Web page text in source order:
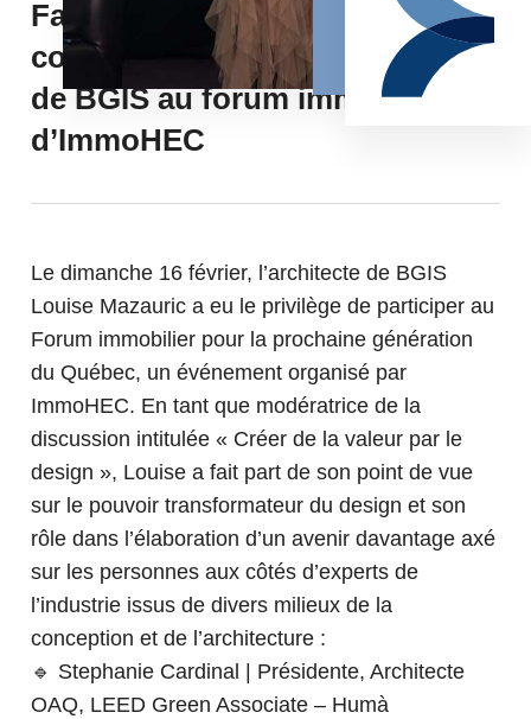
Façonner l’avenir par la
conception : Louise Mazauric
de BGIS au forum immobilier
d’ImmoHEC
Le dimanche 16 février, l’architecte de BGIS
Louise Mazauric a eu le privilège de participer au
Forum immobilier pour la prochaine génération
du Québec, un événement organisé par
ImmoHEC. En tant que modératrice de la
discussion intitulée « Créer de la valeur par le
design », Louise a fait part de son point de vue
sur le pouvoir transformateur du design et son
rôle dans l’élaboration d’un avenir davantage axé
sur les personnes aux côtés d’experts de
l’industrie issus de divers milieux de la
conception et de l’architecture :
🔹 Stephanie Cardinal | Présidente, Architecte
OAQ, LEED Green Associate – Humà